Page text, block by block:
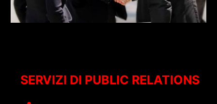
SERVIZI DI PUBLIC RELATIONS